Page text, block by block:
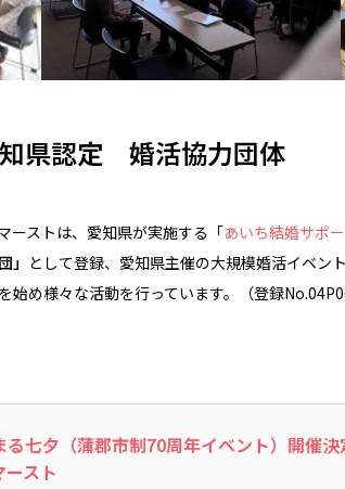
県認定 婚活協力団体
ーストは、愛知県が実施する「あいち結婚サポ
」 として登録、愛知県主催の大規模婚活イベン
始め様々な活動を行っています。（登録
る七夕（蒲郡市制70周年イベント）開催
ースト